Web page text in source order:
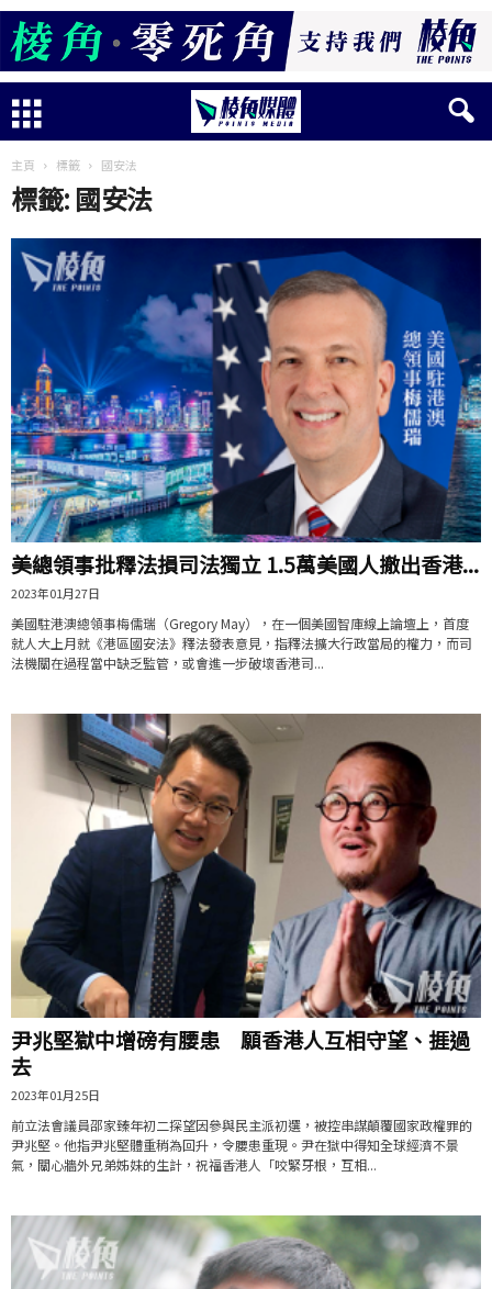
主頁 標籤 國安法
標籤: 國安法
美總領事批釋法損司法獨立 1.5萬美國人撤出香港...
2023年01月27日
美國駐港澳總領事梅儒瑞（Gregory May），在一個美國智庫線上論壇上，首度
就人大上月就《港區國安法》釋法發表意見，指釋法擴大行政當局的權力，而司
法機關在過程當中缺乏監管，或會進一步破壞香港司...
尹兆堅獄中增磅有腰患 願香港人互相守望、捱過
去
2023年01月25日
前立法會議員邵家臻年初二探望因參與民主派初選，被控串謀顛覆國家政權罪的
尹兆堅。他指尹兆堅體重稍為回升，令腰患重現。尹在獄中得知全球經濟不景
氣，關心牆外兄弟姊妹的生計，祝福香港人「咬緊牙根，互相...